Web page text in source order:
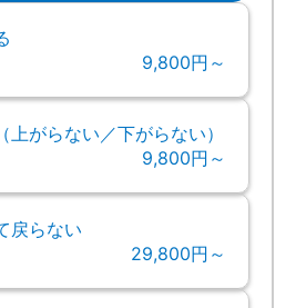
9,800円～
上がらない／下がらない）
9,800円～
戻らない
29,800円～